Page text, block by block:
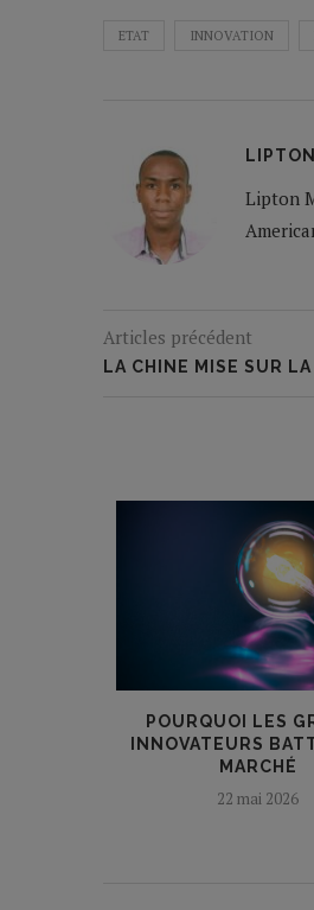
ETAT INNOVATION
Lipton
Articles précédent
LA CHINE MISE SUR
POURQUOI LES
INNOVATEURS
MARCHÉ
22 mai 2026